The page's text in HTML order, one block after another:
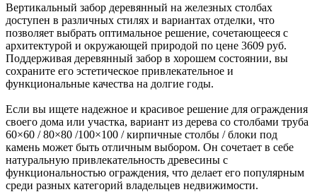
Вертикальный забор деревянный на железных столбах
доступен в различных стилях и вариантах отделки, что
позволяет выбрать оптимальное решение, сочетающееся с
архитектурой и окружающей природой по цене 3609 руб.
Поддерживая деревянный забор в хорошем состоянии, вы
сохраните его эстетическое привлекательное и
функциональные качества на долгие годы.
Если вы ищете надежное и красивое решение для ограждения
своего дома или участка, вариант из дерева со столбами труба
60×60 / 80×80 /100×100 / кирпичные столбы / блоки под
камень может быть отличным выбором. Он сочетает в себе
натуральную привлекательность древесины с
функциональностью ограждения, что делает его популярным
среди разных категорий владельцев недвижимости.